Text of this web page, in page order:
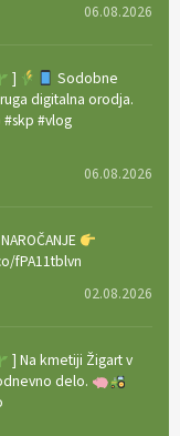
06.08.2026
]
Sodobne
digitalna orodja.
#skp #vlog
06.08.2026
NAROČANJE
fPA11tblvn
02.08.2026
] Na kmetiji Žigart v
delo.